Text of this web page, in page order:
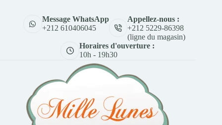
Message WhatsApp
+212 610406045
Appellez-nous :
+212 5229-86398
(ligne du magasin)
Horaires d'ouverture :
10h - 19h30